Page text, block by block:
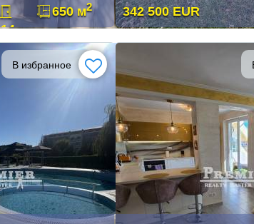
14
650 м2 342 500 EUR
В избранное